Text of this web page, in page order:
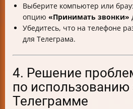
Выберите компьютер или
опцию «Принимать звонки»
Убедитесь, что на телефоне
для Телеграма.
4. Решение
по использованию
Телеграмме